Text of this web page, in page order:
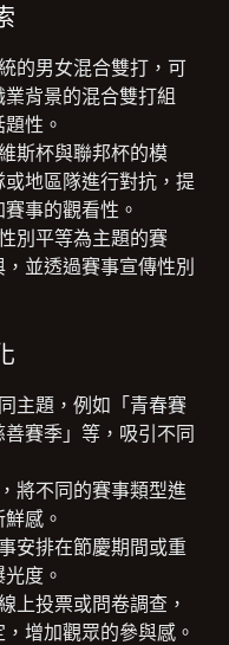
的男女混合雙打，可
背景的混合雙打組
性。
斯杯與聯邦杯的模
地區隊進行對抗，提
事的觀看性。
別平等為主題的賽
並透過賽事宣傳性別
主題，例如「青春賽
賽季」等，吸引不同
將不同的賽事類型進
感。
安排在節慶期間或重
度。
上投票或問卷調查，
增加觀眾的參與感。